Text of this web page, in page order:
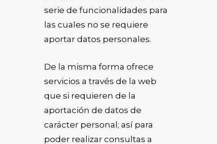
serie de funcionalidades para
las cuales no se requiere
aportar datos personales.
De la misma forma ofrece
servicios a través de la web
que si requieren de la
aportación de datos de
carácter personal; así para
poder realizar consultas a